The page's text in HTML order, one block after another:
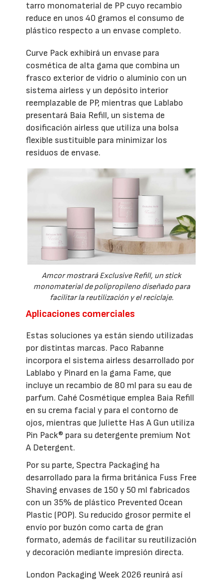
tarro monomaterial de PP cuyo recambio
reduce en unos 40 gramos el consumo de
plástico respecto a un envase completo.
Curve Pack exhibirá un envase para
cosmética de alta gama que combina un
frasco exterior de vidrio o aluminio con un
sistema airless y un depósito interior
reemplazable de PP, mientras que Lablabo
presentará Baia Refill, un sistema de
dosificación airless que utiliza una bolsa
flexible sustituible para minimizar los
residuos de envase.
Amcor mostrará Exclusive Refill, un stick
monomaterial de polipropileno diseñado para
facilitar la reutilización y el reciclaje.
Aplicaciones comerciales
Estas soluciones ya están siendo utilizadas
por distintas marcas. Paco Rabanne
incorpora el sistema airless desarrollado por
Lablabo y Pinard en la gama Fame, que
incluye un recambio de 80 ml para su eau de
parfum. Cahé Cosmétique emplea Baia Refill
en su crema facial y para el contorno de
ojos, mientras que Juliette Has A Gun utiliza
Pin Pack® para su detergente premium Not
A Detergent.
Por su parte, Spectra Packaging ha
desarrollado para la firma británica Fuss Free
Shaving envases de 150 y 50 ml fabricados
con un 35% de plástico Prevented Ocean
Plastic (POP). Su reducido grosor permite el
envío por buzón como carta de gran
formato, además de facilitar su reutilización
y decoración mediante impresión directa.
London Packaging Week 2026 reunirá así